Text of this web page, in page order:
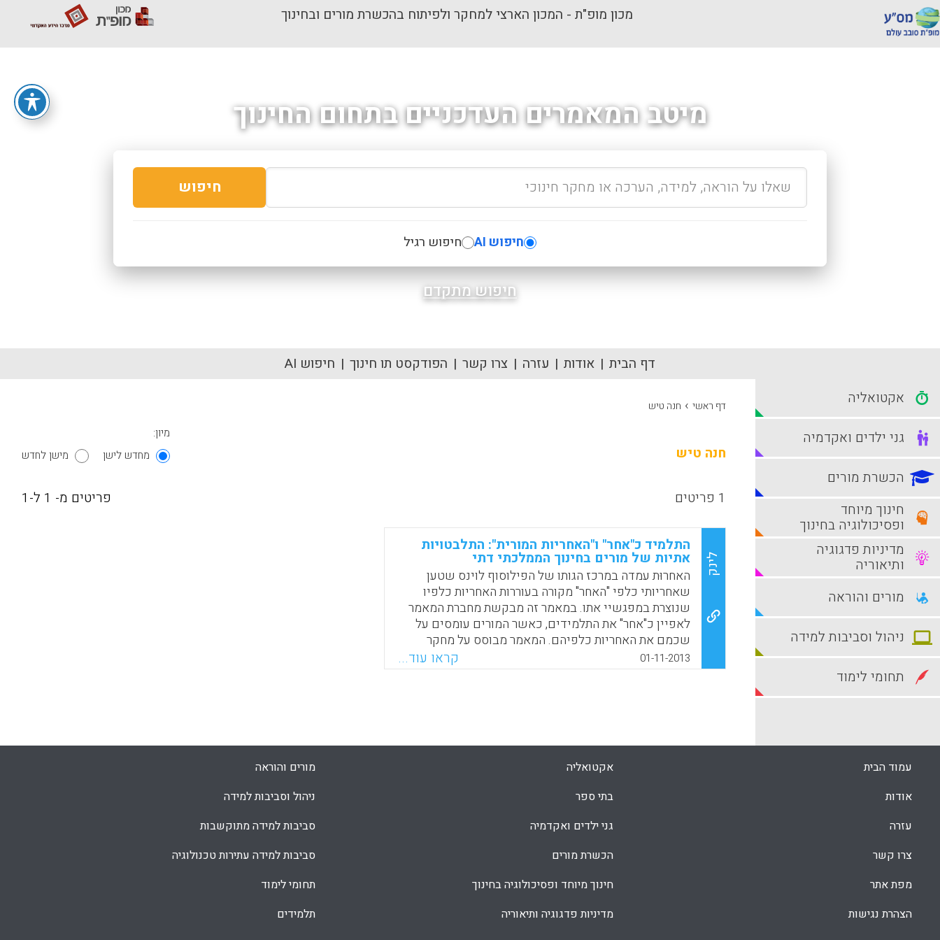
מכון מופ"ת - המכון הארצי למחקר ולפיתוח בהכשרת מורים ובחינוך
מיטב המאמרים העדכניים בתחום החינוך
חיפוש
חיפוש AI חיפוש רגיל
חיפוש מתקדם
דף הבית אודות עזרה צרו קשר הפודקסט תו חינוך חיפוש AI
דף ראשי › חנה טיש
חנה טיש
מיון:
מחדש לישן
מישן לחדש
1 פריטים פריטים מ- 1 ל-1
לינק
התלמיד כ"אחר" ו"האחריות המורית": התלבטויות
אתיות של מורים בחינוך הממלכתי דתי
האחרוּת עמדה במרכז הגותו של הפילוסוף לוינס שטען
שאחריותי כלפי "האחר" מקורה בעוררות האחריות כלפיו
שנוצרת במפגשיי אתו. במאמר זה מבקשת מחברת המאמר
לאפיין כ"אחר" את התלמידים, כאשר המורים עומסים על
שכמם את האחריות כלפיהם. המאמר מבוסס על מחקר
שמטרתו הייתה להבין את עולמם האתי של מורים בחמ"ד
בישראל באמצעות בחינת דילמות אתיות מתחום הוראה.
01-11-2013 קראו עוד...
אקטואליה
גני ילדים ואקדמיה
הכשרת מורים
חינוך מיוחד
ופסיכולוגיה בחינוך
מדיניות פדגוגיה
ותיאוריה
מורים והוראה
ניהול וסביבות למידה
תחומי לימוד
עמוד הבית
אודות
עזרה
צרו קשר
מפת אתר
הצהרת נגישות
אקטואליה
בתי ספר
גני ילדים ואקדמיה
הכשרת מורים
חינוך מיוחד ופסיכולוגיה בחינוך
מדיניות פדגוגיה ותיאוריה
מורים והוראה
ניהול וסביבות למידה
סביבות למידה מתוקשבות
סביבות למידה עתירות טכנולוגיה
תחומי לימוד
תלמידים